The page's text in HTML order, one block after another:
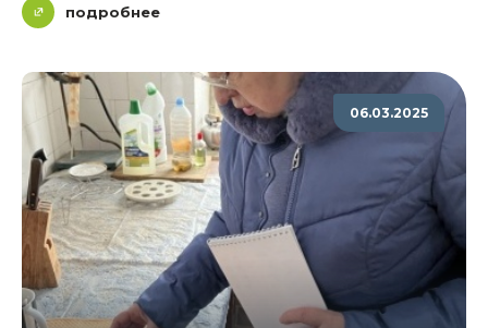
подробнее
06.03.2025